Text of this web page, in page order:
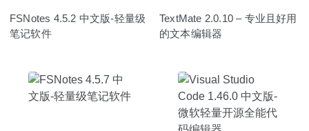
FSNotes 4.5.2 中文版-轻量级
笔记软件
TextMate 2.0.10 – 专业且好用
的文本编辑器